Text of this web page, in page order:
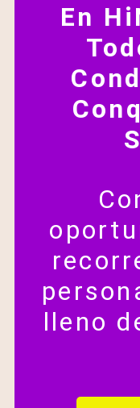
En
lleno